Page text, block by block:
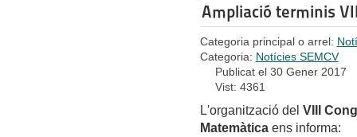
Ampliació terminis
Categoria principal o arrel:
Categoria: Notícies SEMCV
Publicat el 30 Gener 2017
Vist: 4361
L'organització del VIII
Matemàticaens informa: